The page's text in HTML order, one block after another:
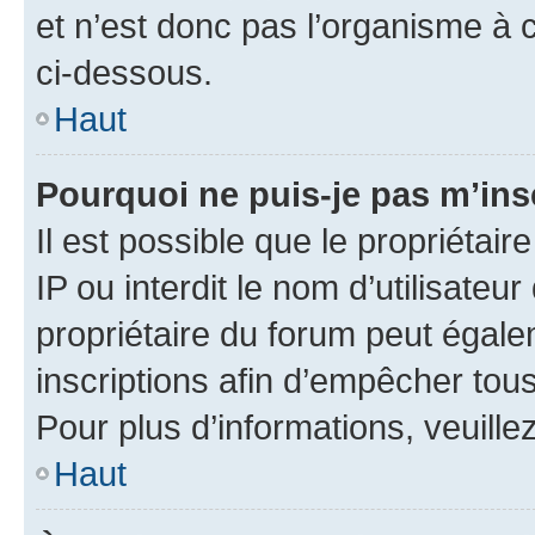
et n’est donc pas l’organisme
ci-dessous.
Haut
Pourquoi ne puis-je pas
Il est possible que le
IP ou interdit le nom
propriétaire du forum peut
inscriptions afin d’empêcher
Pour plus d’informations,
Haut